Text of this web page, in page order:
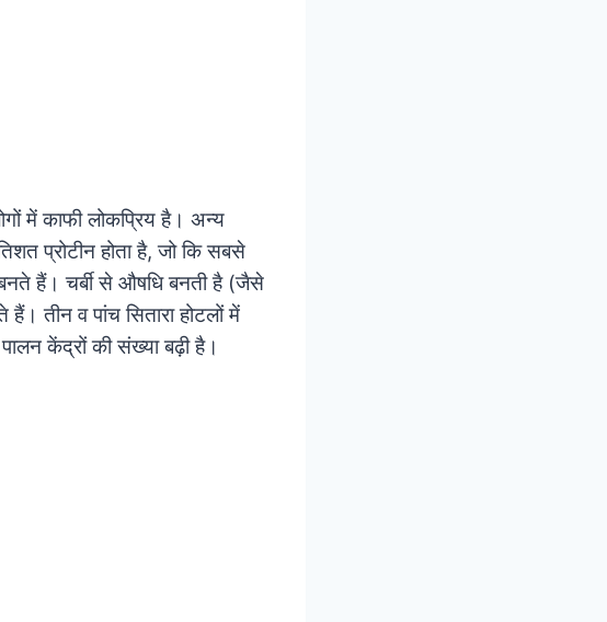
में काफी लोकप्रिय है। अन्य
प्रोटीन होता है, जो कि सबसे
हैं। चर्बी से औषधि बनती है (जैसे
तीन व पांच सितारा होटलों में
केंद्रों की संख्या बढ़ी है।